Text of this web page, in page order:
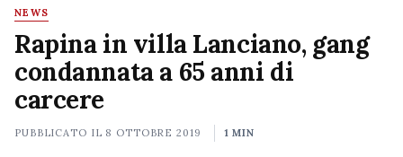
NEWS
Rapina in villa Lanciano, gang
condannata a 65 anni di
carcere
PUBBLICATO IL 8 OTTOBRE 2019 1 MIN